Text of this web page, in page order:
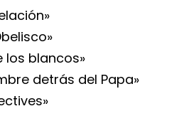
los blancos»
detrás del Papa»